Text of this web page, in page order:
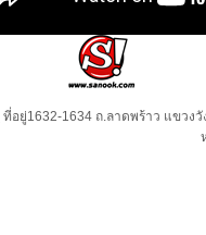
ที่อยู่1632-1634 ถ.ลาดพร้าว แขวง